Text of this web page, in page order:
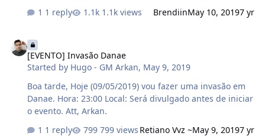
sair o player terá que andar os "tapetes". O local que o
novamente, caso contrario ele estará eliminado. ♦
Sempre irá começar a partir do tapete vermelho,
fazendo sempre o sentido horário, da direita para a
esquerda. ♦ IMPORTANTE: O tapete vermelho será o
CORINGA. Nele você não pode ser eliminado, mesmo
que caia mais de 1 vez no mesmo. Vence aquele que
conseg…
1 reply 1.1k views BrendiinMay 10, 20197 yr
[EVENTO] Invasão Danae
Started by Hugo - GM Arkan, May 9, 2019
Boa tarde, Hoje (09/05/2019) vou fazer uma invasão em
Danae. Hora: 23:00 Local: Será divulgado antes de iniciar
o evento. Att, Arkan.
1 reply
799 views Retiano Vvz ~May 9, 20197 yr